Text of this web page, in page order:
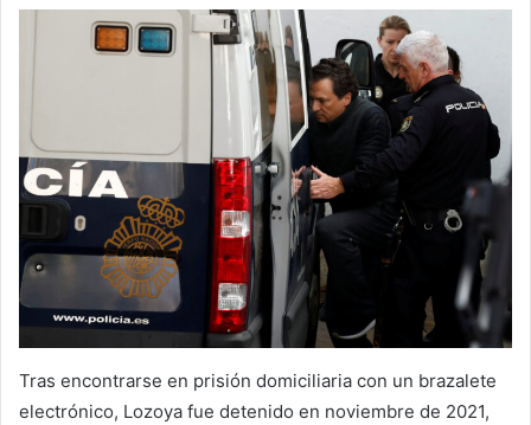
Tras encontrarse en prisión domiciliaria con un brazalete
electrónico, Lozoya fue detenido en noviembre de 2021,